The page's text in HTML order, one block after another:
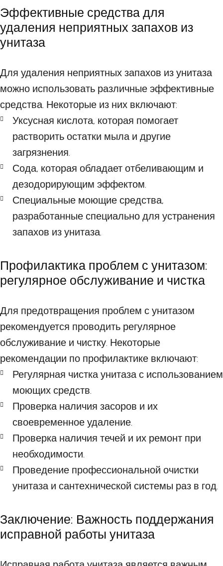
Эффективные средства для
удаления неприятных запахов из
унитаза
Для удаления неприятных запахов из унитаза
можно использовать различные эффективные
средства. Некоторые из них включают:
Уксусная кислота, которая помогает
растворить остатки мыла и другие
загрязнения.
Сода, которая обладает отбеливающим и
дезодорирующим эффектом.
Специальные моющие средства,
разработанные специально для устранения
запахов из унитаза.
Профилактика проблем с унитазом:
регулярное обслуживание и чистка
Для предотвращения проблем с унитазом
рекомендуется проводить регулярное
обслуживание и чистку. Некоторые
рекомендации по профилактике включают:
Регулярная чистка унитаза с использованием
моющих средств.
Проверка наличия засоров и их
своевременное удаление.
Проверка наличия течей и их ремонт при
необходимости.
Проведение профессиональной очистки
унитаза и сантехнической системы раз в год.
Заключение: Важность поддержания
исправной работы унитаза